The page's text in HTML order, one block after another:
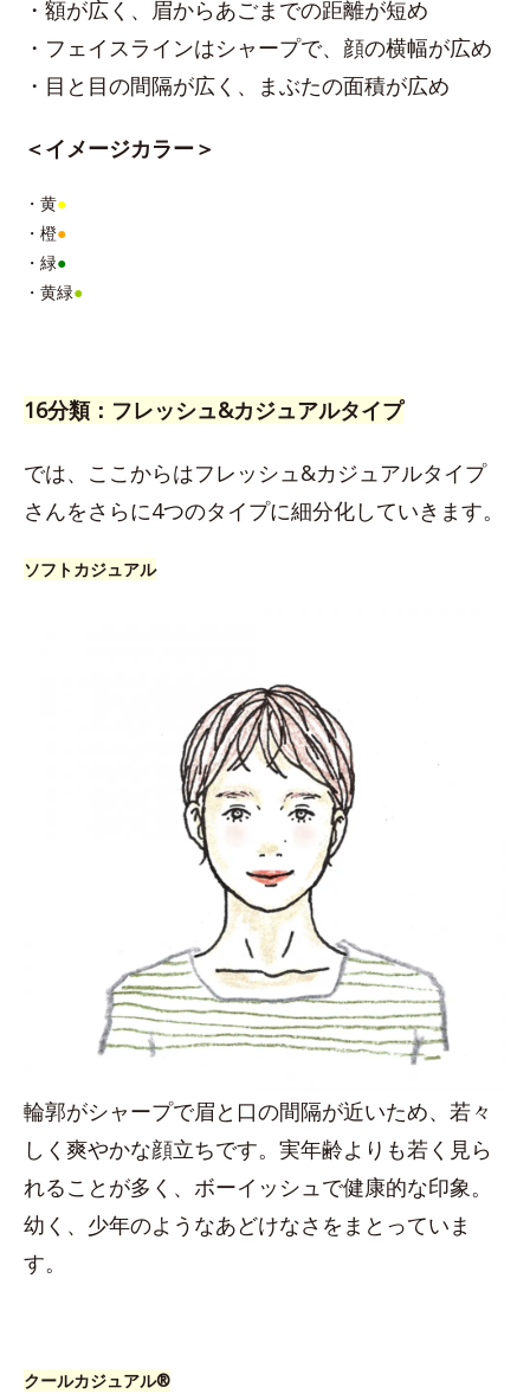
・額が広く、眉からあごまでの距離が短め
・フェイスラインはシャープで、顔の横幅が広め
・目と目の間隔が広く、まぶたの面積が広め
＜イメージカラー＞
・黄●
・橙●
・緑●
・黄緑●
16分類：フレッシュ&カジュアルタイプ
では、ここからはフレッシュ&カジュアルタイプ
さんをさらに4つのタイプに細分化していきます。
ソフトカジュアル
輪郭がシャープで眉と口の間隔が近いため、若々
しく爽やかな顔立ちです。実年齢よりも若く見ら
れることが多く、ボーイッシュで健康的な印象。
幼く、少年のようなあどけなさをまとっていま
す。
クールカジュアル®